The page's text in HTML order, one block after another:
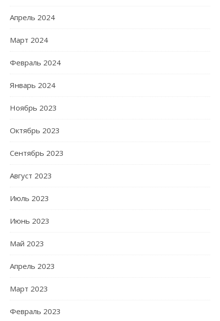
Апрель 2024
Март 2024
Февраль 2024
Январь 2024
Ноябрь 2023
Октябрь 2023
Сентябрь 2023
Август 2023
Июль 2023
Июнь 2023
Май 2023
Апрель 2023
Март 2023
Февраль 2023